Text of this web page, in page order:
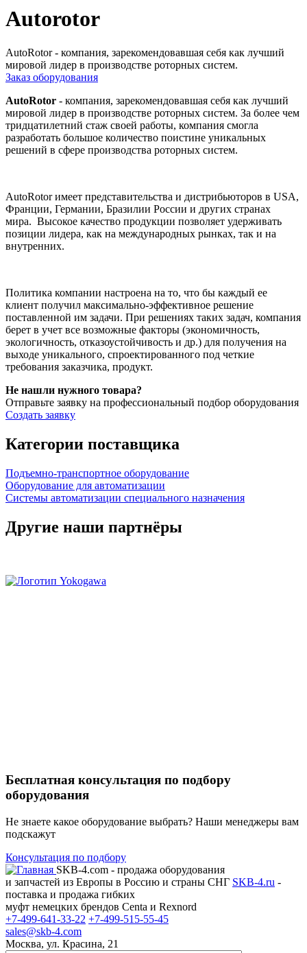
Autorotor
AutoRotor - компания, зарекомендовавшая себя как лучший
мировой лидер в производстве роторных систем.
Заказ оборудования
AutoRotor - компания, зарекомендовавшая себя как лучший
мировой лидер в производстве роторных систем. За более чем
тридцатилетний стаж своей работы, компания смогла
разработать большое количество поистине уникальных
решений в сфере производства роторных систем.
AutoRotor имеет представительства и дистрибьюторов в USA,
Франции, Германии, Бразилии России и других странах
мира. Высокое качество продукции позволяет удерживать
позиции лидера, как на международных рынках, так и на
внутренних.
Политика компании настроена на то, что бы каждый ее
клиент получил максимально-эффективное решение
поставленной им задачи. При решениях таких задач, компания
берет в учет все возможные факторы (экономичность,
экологичность, отказоустойчивость и др.) для получения на
выходе уникального, спроектированного под четкие
требования заказчика, продукт.
Не нашли нужного товара?
Отправьте заявку на профессиональный подбор оборудования
Создать заявку
Категории поставщика
Подъемно-транспортное оборудование
Оборудование для автоматизации
Системы автоматизации специального назначения
Другие наши партнёры
Бесплатная консультация по подбору
оборудования
Не знаете какое оборудование выбрать? Наши менеджеры вам
подскажут
Консультация по подбору
SKB-4.com - продажа оборудования
и запчастей из Европы в Россию и страны СНГ SKB-4.ru -
поставка и продажа гибких
муфт немецких брендов Centa и Rexnord
+7-499-641-33-22 +7-499-515-55-45
sales@skb-4.com
Москва, ул. Красина, 21